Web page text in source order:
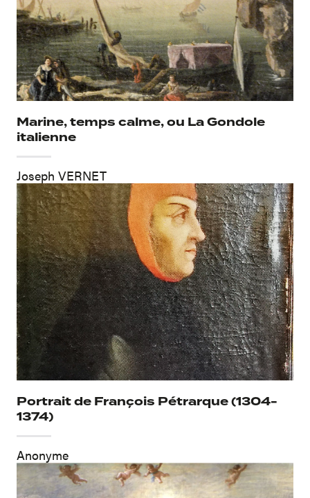
Marine, temps calme, ou La Gondole
italienne
Joseph VERNET
Portrait de François Pétrarque (1304-
1374)
Anonyme